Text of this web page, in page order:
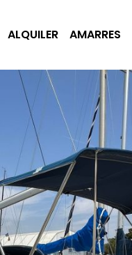
ALQUILER AMARRES